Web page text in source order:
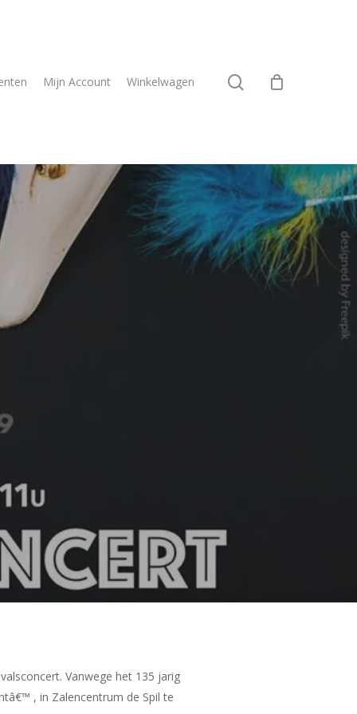
Mijn Account Winkelwagen search
Vanwege het 135 jarig
, in Zalencentrum de Spil te